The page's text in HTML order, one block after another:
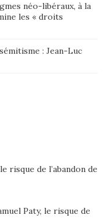
néo-libéraux, à la
les « droits
: Jean-Luc
risque de l’abandon de
Paty, le risque de